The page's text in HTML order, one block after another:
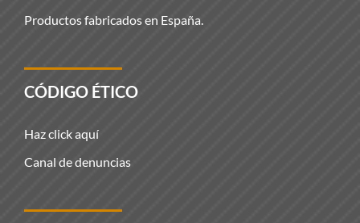
Productos fabricados en España.
CÓDIGO ÉTICO
Haz click aquí
Canal de denuncias